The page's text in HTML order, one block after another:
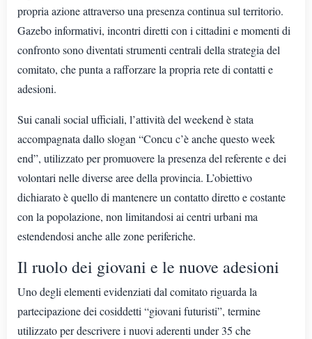
propria azione attraverso una presenza continua sul territorio.
Gazebo informativi, incontri diretti con i cittadini e momenti di
confronto sono diventati strumenti centrali della strategia del
comitato, che punta a rafforzare la propria rete di contatti e
adesioni.
Sui canali social ufficiali, l’attività del weekend è stata
accompagnata dallo slogan “Concu c’è anche questo week
end”, utilizzato per promuovere la presenza del referente e dei
volontari nelle diverse aree della provincia. L’obiettivo
dichiarato è quello di mantenere un contatto diretto e costante
con la popolazione, non limitandosi ai centri urbani ma
estendendosi anche alle zone periferiche.
Il ruolo dei giovani e le nuove adesioni
Uno degli elementi evidenziati dal comitato riguarda la
partecipazione dei cosiddetti “giovani futuristi”, termine
utilizzato per descrivere i nuovi aderenti under 35 che